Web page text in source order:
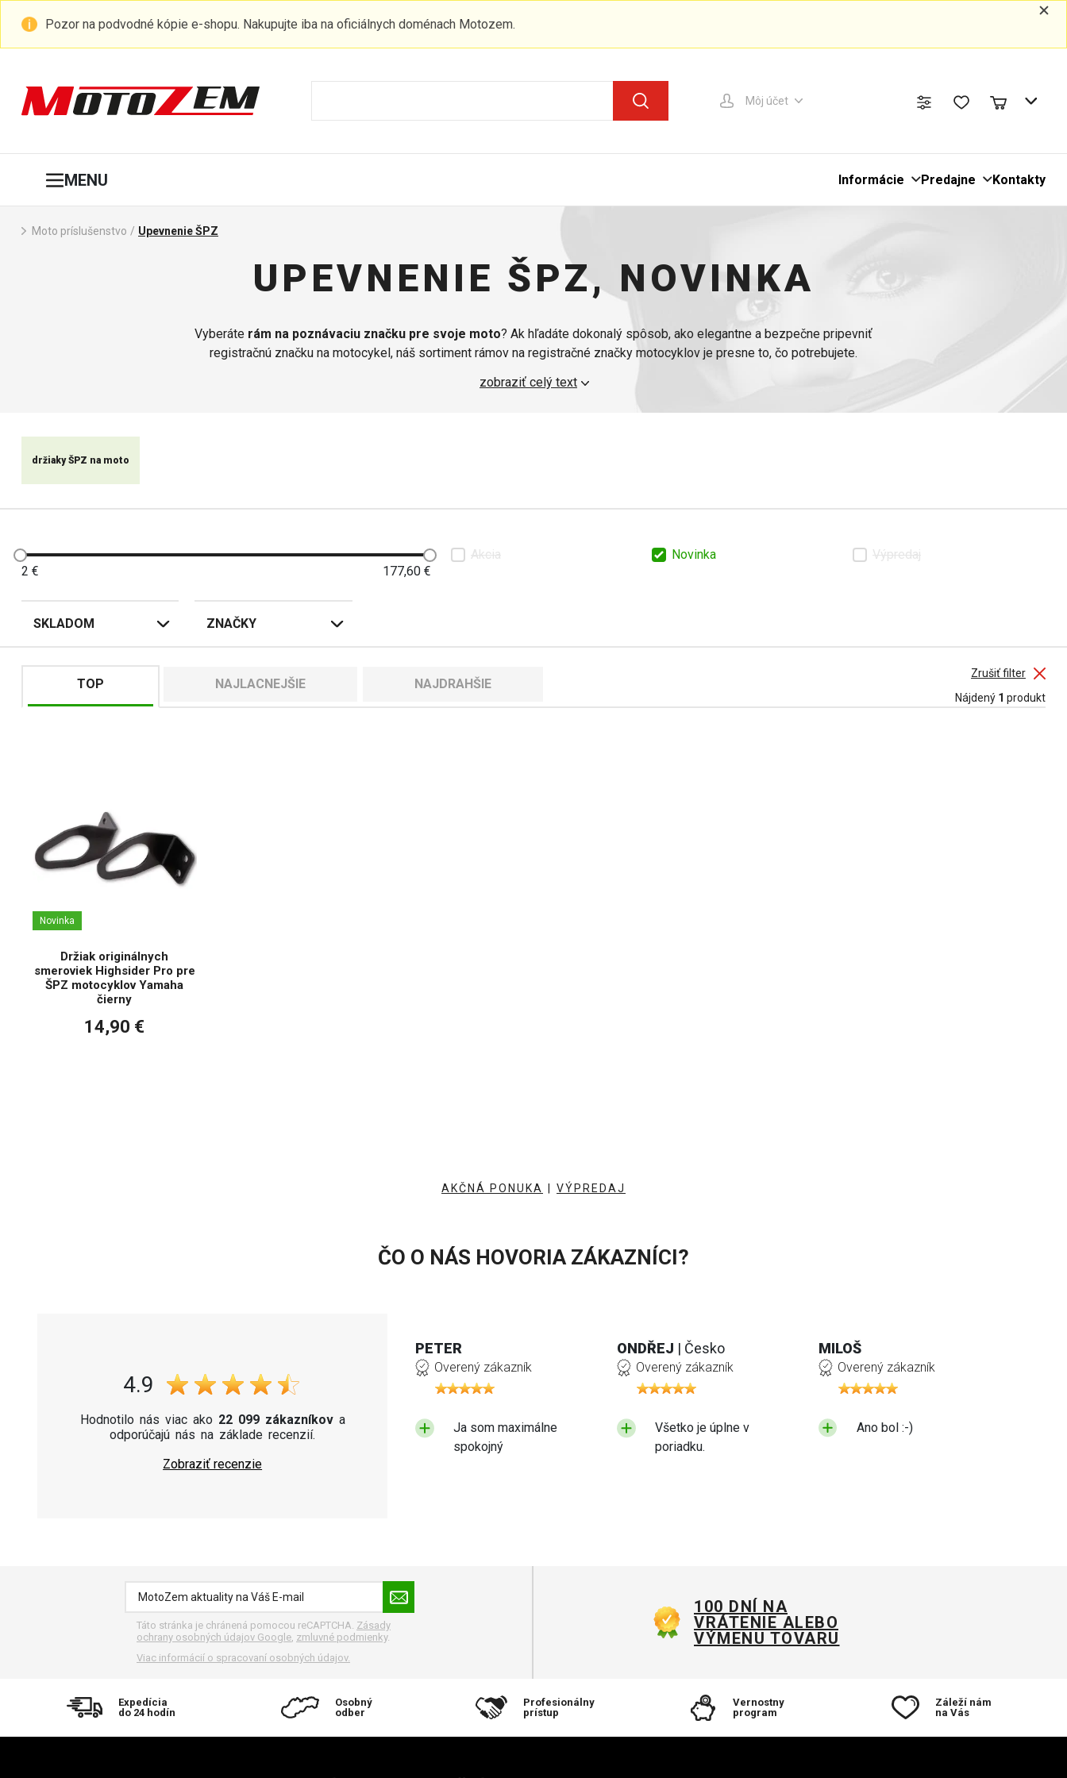
Pozor na podvodné kópie e-shopu. Nakupujte iba na oficiálnych doménach Motozem.
Môj účet
MENU Informácie Predajne Kontakty
Moto príslušenstvo / Upevnenie ŠPZ
UPEVNENIE ŠPZ, NOVINKA
Vyberáte rám na poznávaciu značku pre svoje moto? Ak hľadáte dokonalý spôsob, ako elegantne a bezpečne pripevniť
registračnú značku na motocykel, náš sortiment rámov na registračné značky motocyklov je presne to, čo potrebujete.
umiestnenie vašej poznávacej značky.
zobraziť celý text
držiaky ŠPZ na moto
2 € 177,60 €
Akcia Novinka Výpredaj
SKLADOM ZNAČKY
Zrušiť filter
Nájdený 1 produkt
TOP NAJLACNEJŠIE NAJDRAHŠIE
Novinka
Držiak originálnych
smeroviek Highsider Pro pre
ŠPZ motocyklov Yamaha
čierny
14,90 €
AKČNÁ PONUKA VÝPREDAJ
ČO O NÁS HOVORIA ZÁKAZNÍCI?
4.9
Hodnotilo nás viac ako 22 099 zákazníkova
odporúčajú nás na základe recenzií.
Zobraziť recenzie
PETER
Overený zákazník
Ja som maximálne
spokojný
ONDŘEJ | Česko
Overený zákazník
Všetko je úplne v
poriadku.
MILOŠ
Overený zákazník
Ano bol :-)
Táto stránka je chránená pomocou reCAPTCHA. Zásady
ochrany osobných údajov Google zmluvné podmienky.
Viac informácií o spracovaní osobných údajov.
100 DNÍ NA
VRÁTENIE ALEBO
VÝMENU TOVARU
Expedícia
do 24 hodín
Osobný
odber
Profesionálny
prístup
Vernostny
program
Záleží nám
na Vás